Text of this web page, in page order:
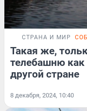
СТРАНА И МИР
Такая же,
телебашню как
другой стране
8 декабря, 2024, 10:40